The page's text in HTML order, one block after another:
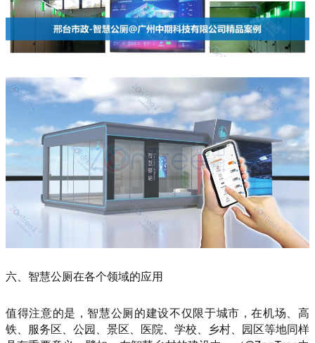
六、智慧公厕在各个领域的应用
值得注意的是，智慧公厕的建设不仅限于城市，在机场、高
铁、服务区、公园、景区、医院、学校、乡村、园区等地同样